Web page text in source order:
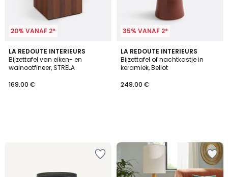
20% VANAF 2*
LA REDOUTE INTERIEURS
Bijzettafel van eiken- en
walnootfineer, STRELA
169.00 €
35% VANAF 2*
LA REDOUTE INTERIEURS
Bijzettafel of nachtkastje in
keramiek, Bellot
249.00 €